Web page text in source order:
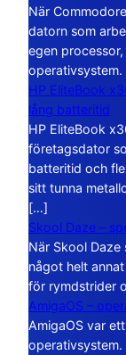
När
datorn som
egen
HP EliteBook
lång batteritid
HP EliteBook
företagsdator
batteritid och
sitt tunna
[…]
Skool Daze –
När Skool
något helt
för rymdstrider
AmigaOS –
AmigaOS var